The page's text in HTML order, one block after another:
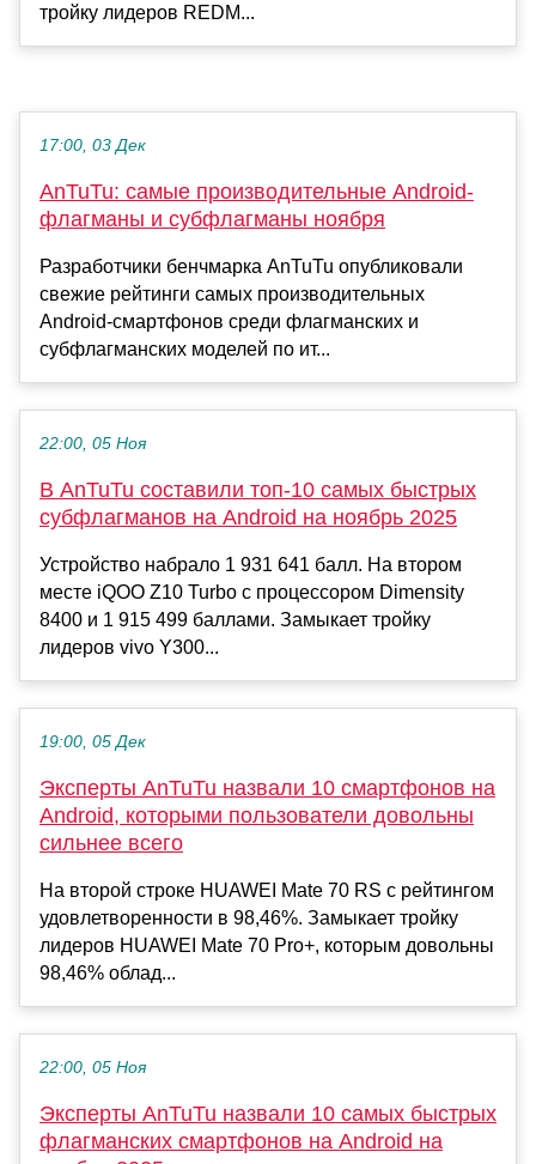
тройку лидеров REDM...
17:00, 03 Дек
AnTuTu: самые производительные Android-
флагманы и субфлагманы ноября
Разработчики бенчмарка AnTuTu опубликовали
свежие рейтинги самых производительных
Android-смартфонов среди флагманских и
субфлагманских моделей по ит...
22:00, 05 Ноя
В AnTuTu составили топ-10 самых быстрых
субфлагманов на Android на ноябрь 2025
Устройство набрало 1 931 641 балл. На втором
месте iQOO Z10 Turbo с процессором Dimensity
8400 и 1 915 499 баллами. Замыкает тройку
лидеров vivo Y300...
19:00, 05 Дек
Эксперты AnTuTu назвали 10 смартфонов на
Android, которыми пользователи довольны
сильнее всего
На второй строке HUAWEI Mate 70 RS с рейтингом
удовлетворенности в 98,46%. Замыкает тройку
лидеров HUAWEI Mate 70 Pro+, которым довольны
98,46% облад...
22:00, 05 Ноя
Эксперты AnTuTu назвали 10 самых быстрых
флагманских смартфонов на Android на